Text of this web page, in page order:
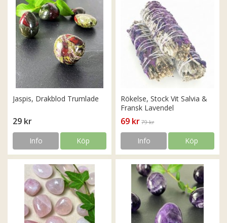
Jaspis, Drakblod Trumlade
29 kr
Info Köp
Rökelse, Stock Vit Salvia &
Fransk Lavendel
69 kr 79 kr
Info Köp